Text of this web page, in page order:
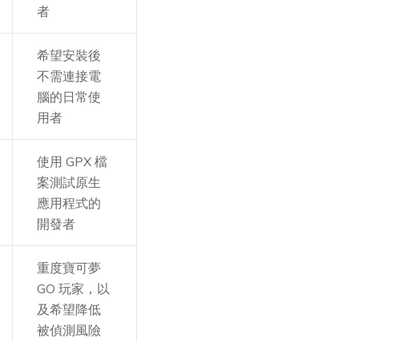
者
希望安裝後
不需連接電
腦的日常使
用者
使用 GPX 檔
案測試原生
應用程式的
開發者
重度寶可夢
GO 玩家，以
及希望降低
被偵測風險